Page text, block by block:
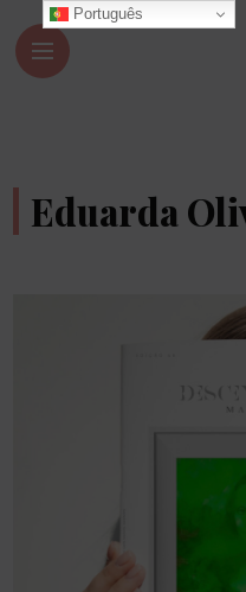
Eduarda
Português